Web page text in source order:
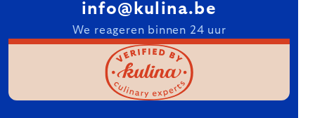
info@kulina.be
We reageren binnen 24 uur